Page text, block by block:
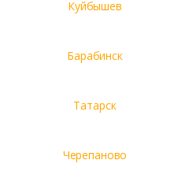
Куйбышев
Барабинск
Татарск
Черепаново